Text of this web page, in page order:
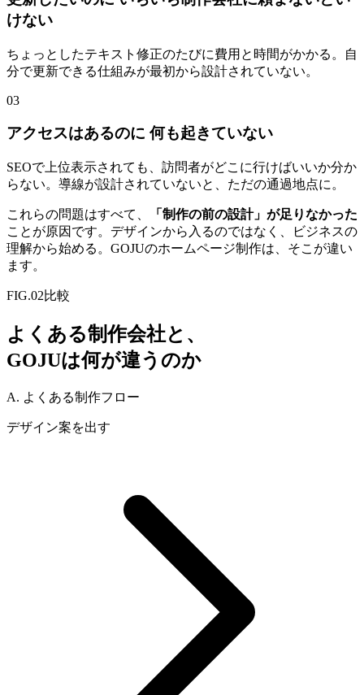
けない
ちょっとしたテキスト修正のたびに費用と時間がかかる。自
分で更新できる仕組みが最初から設計されていない。
03
アクセスはあるのに 何も起きていない
SEOで上位表示されても、訪問者がどこに行けばいいか分か
らない。導線が設計されていないと、ただの通過地点に。
これらの問題はすべて、
「制作の前の設計」が足りなかった
ことが原因です。デザインから入るのではなく、ビジネスの
理解から始める。GOJUのホームページ制作は、そこが違い
ます。
FIG.02比較
よくある制作会社と、
GOJUは何が違うのか
A. よくある制作フロー
デザイン案を出す